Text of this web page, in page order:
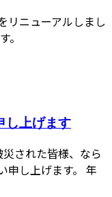
リニューアルしまし
。
し上げます
された皆様、なら
申し上げます。 年